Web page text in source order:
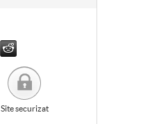
Site securizat